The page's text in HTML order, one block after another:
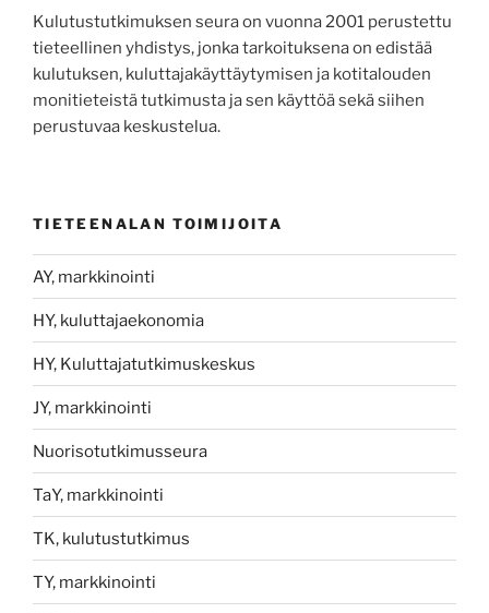
Kulutustutkimuksen seura on vuonna 2001 perustettu
tieteellinen yhdistys, jonka tarkoituksena on edistää
kulutuksen, kuluttajakäyttäytymisen ja kotitalouden
monitieteistä tutkimusta ja sen käyttöä sekä siihen
perustuvaa keskustelua.
TIETEENALAN TOIMIJOITA
AY, markkinointi
HY, kuluttajaekonomia
HY, Kuluttajatutkimuskeskus
JY, markkinointi
Nuorisotutkimusseura
TaY, markkinointi
TK, kulutustutkimus
TY, markkinointi